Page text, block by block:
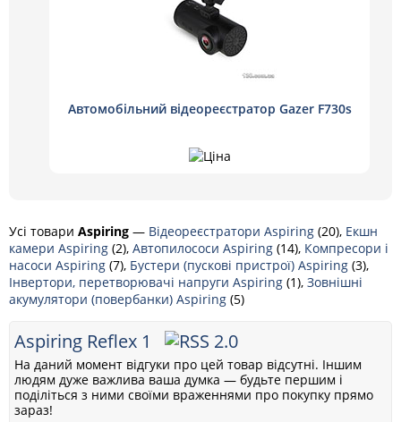
Автомобільний відеореєстратор Gazer F730s
Усі товари Aspiring — Відеореєстратори Aspiring (20), Екшн
камери Aspiring (2), Автопилососи Aspiring (14), Компресори і
насоси Aspiring (7), Бустери (пускові пристрої) Aspiring (3),
Інвертори, перетворювачі напруги Aspiring (1), Зовнішні
акумулятори (повербанки) Aspiring (5)
Aspiring Reflex 1
На даний момент відгуки про цей товар відсутні. Іншим
людям дуже важлива ваша думка — будьте першим і
поділіться з ними своїми враженнями про покупку прямо
зараз!